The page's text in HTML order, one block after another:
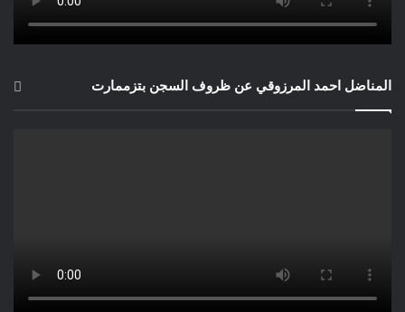
المناضل احمد المرزوقي عن ظروف السجن بتزممارت